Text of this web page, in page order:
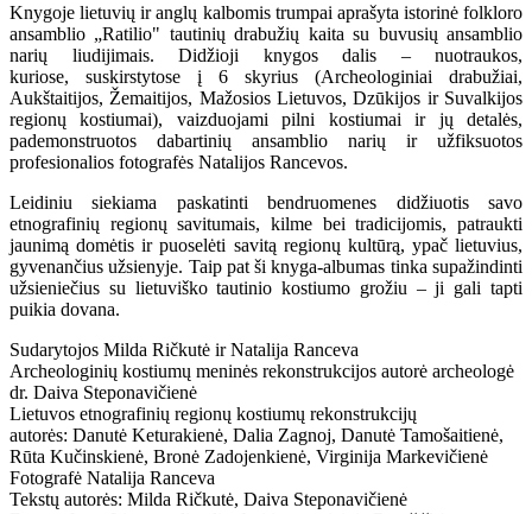
Knygoje lietuvių ir anglų kalbomis trumpai aprašyta istorinė folkloro
ansamblio „Ratilio" tautinių drabužių kaita su buvusių ansamblio
narių liudijimais. Didžioji knygos dalis – nuotraukos,
kuriose, suskirstytose į 6 skyrius (Archeologiniai drabužiai,
Aukštaitijos, Žemaitijos, Mažosios Lietuvos, Dzūkijos ir Suvalkijos
regionų kostiumai), vaizduojami pilni kostiumai ir jų detalės,
pademonstruotos dabartinių ansamblio narių ir užfiksuotos
profesionalios fotografės Natalijos Rancevos.
Leidiniu siekiama paskatinti bendruomenes didžiuotis savo
etnografinių regionų savitumais, kilme bei tradicijomis, patraukti
jaunimą domėtis ir puoselėti savitą regionų kultūrą, ypač lietuvius,
gyvenančius užsienyje. Taip pat ši knyga-albumas tinka supažindinti
užsieniečius su lietuviško tautinio kostiumo grožiu – ji gali tapti
puikia dovana.
Sudarytojos Milda Ričkutė ir Natalija Ranceva
Archeologinių kostiumų meninės rekonstrukcijos autorė archeologė
dr. Daiva Steponavičienė
Lietuvos etnografinių regionų kostiumų rekonstrukcijų
autorės: Danutė Keturakienė, Dalia Zagnoj, Danutė Tamošaitienė,
Rūta Kučinskienė, Bronė Zadojenkienė, Virginija Markevičienė
Fotografė Natalija Ranceva
Tekstų autorės: Milda Ričkutė, Daiva Steponavičienė